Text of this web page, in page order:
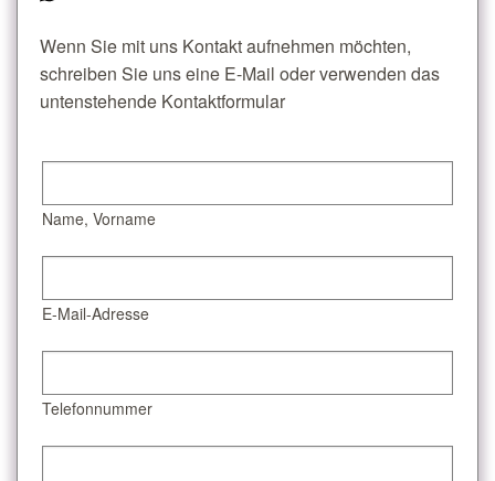
Wenn Sie mit uns Kontakt aufnehmen möchten,
schreiben Sie uns eine E-Mail oder verwenden das
untenstehende Kontaktformular
Name, Vorname
E-Mail-Adresse
Telefonnummer